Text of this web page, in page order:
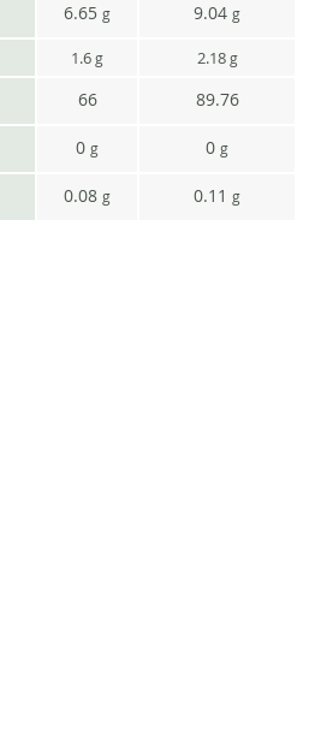
6.65 g 9.04 g
1.6g 2.18 g
66 89.76
0 g 0 g
0.08 g 0.11 g